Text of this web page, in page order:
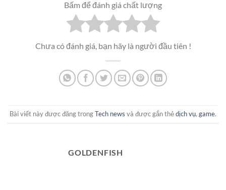
Bấm để đánh giá chất lượng
Chưa có đánh giá, bạn hãy là người đầu tiên !
Bài viết này được đăng trongTech news và được gắn thẻdịch vụ, game.
GOLDENFISH